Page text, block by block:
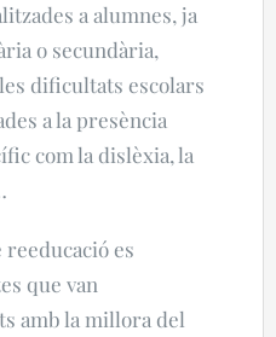
a alumnes, ja
o secundària,
dificultats escolars
a la presència
com la dislèxia, la
es
que van
amb la millora del